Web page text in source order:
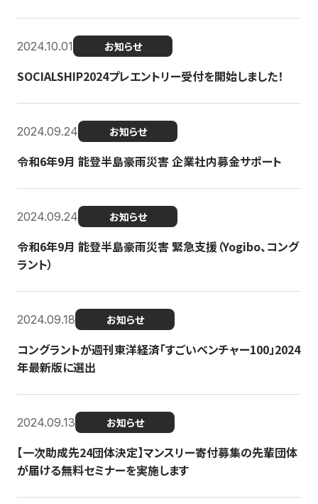
2024.10.01 お知らせ
SOCIALSHIP2024プレエントリー受付を開始しました！
2024.09.24 お知らせ
令和6年9月 能登半島豪雨災害 企業社内募金サポート
2024.09.24 お知らせ
令和6年9月 能登半島豪雨災害 緊急支援（Yogibo、コング
ラント）
2024.09.18 お知らせ
コングラントが週刊東洋経済「すごいベンチャー100」2024
年最新版に選出
2024.09.13 お知らせ
【一次助成先24団体決定】マンスリー寄付募集の先輩団体
が届ける無料セミナーを実施します